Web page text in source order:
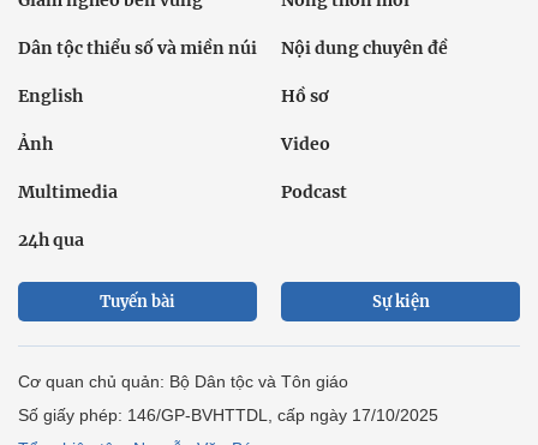
Dân tộc thiểu số và miền núi Nội dung chuyên đề
English Hồ sơ
Ảnh Video
Multimedia Podcast
24h qua
Tuyến bài Sự kiện
Cơ quan chủ quản: Bộ Dân tộc và Tôn giáo
Số giấy phép: 146/GP-BVHTTDL, cấp ngày 17/10/2025